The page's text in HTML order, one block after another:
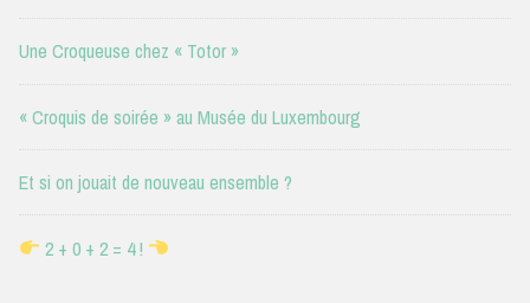
Une Croqueuse chez « Totor »
« Croquis de soirée » au Musée du Luxembourg
Et si on jouait de nouveau ensemble ?
2 + 0 + 2 = 4 !